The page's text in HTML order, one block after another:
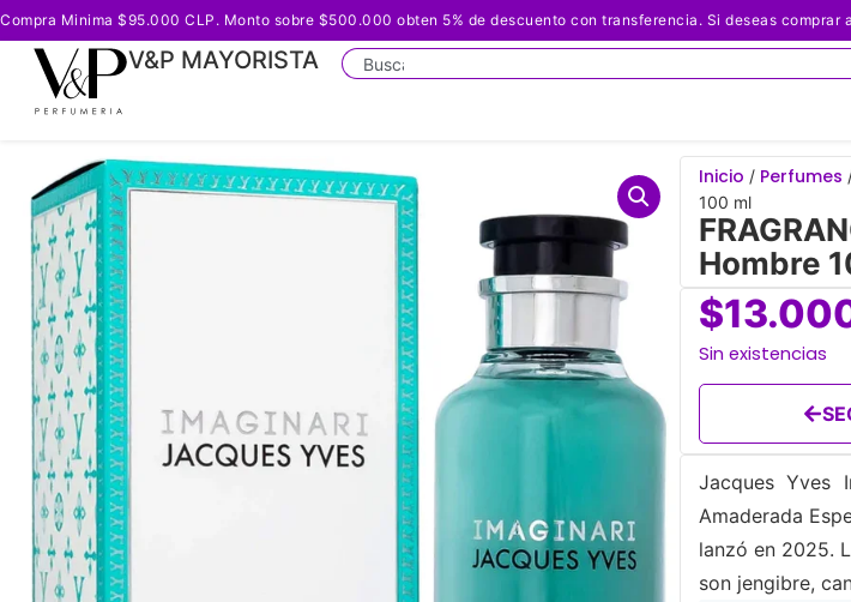
Compra Minima $95.000 CLP. Monto sobre $500.000 obten 5% de descuento con transferencia. Si deseas comprar
V&P MAYORISTA
Inicio / Perfumes
100 ml
Hombre
$
Sin existencias
Jacques Yves
Amaderada
lanzó en 2025.
son jengibre,